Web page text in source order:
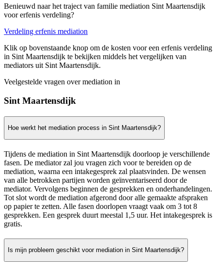
Benieuwd naar het traject van familie mediation Sint Maartensdijk
voor erfenis verdeling?
Verdeling erfenis mediation
Klik op bovenstaande knop om de kosten voor een erfenis verdeling
in Sint Maartensdijk te bekijken middels het vergelijken van
mediators uit Sint Maartensdijk.
Veelgestelde vragen over mediation in
Sint Maartensdijk
Hoe werkt het mediation process in Sint Maartensdijk?
Tijdens de mediation in Sint Maartensdijk doorloop je verschillende
fasen. De mediator zal jou vragen zich voor te bereiden op de
mediation, waarna een intakegesprek zal plaatsvinden. De wensen
van alle betrokken partijen worden geïnventariseerd door de
mediator. Vervolgens beginnen de gesprekken en onderhandelingen.
Tot slot wordt de mediation afgerond door alle gemaakte afspraken
op papier te zetten. Alle fasen doorlopen vraagt vaak om 3 tot 8
gesprekken. Een gesprek duurt meestal 1,5 uur. Het intakegesprek is
gratis.
Is mijn probleem geschikt voor mediation in Sint Maartensdijk?